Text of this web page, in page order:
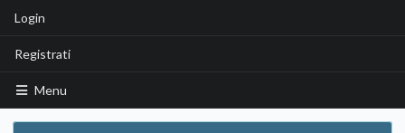
Login
Registrati
Menu